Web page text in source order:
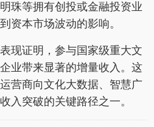
珠等拥有创投或金融投资业
资本市场波动的影响。
现证明，参与国家级重大文
业带来显著的增量收入。这
营商向文化大数据、智慧广
入突破的关键路径之一。